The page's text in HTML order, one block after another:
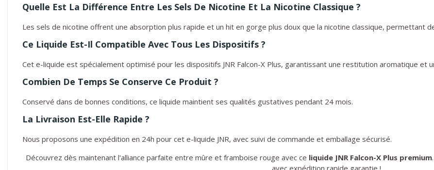
Quelle Est La Différence Entre Les Sels De Nicotine Et La Nicotine Classique ?
Les sels de nicotine offrent une absorption plus rapide et un hit en gorge plus doux que la nicotine classique, permettant
Ce Liquide Est-Il Compatible Avec Tous Les Dispositifs ?
Cet e-liquide est spécialement optimisé pour les dispositifs JNR Falcon-X Plus, garantissant une restitution aromatique et
Combien De Temps Se Conserve Ce Produit ?
Conservé dans de bonnes conditions, ce liquide maintient ses qualités gustatives pendant 24 mois.
La Livraison Est-Elle Rapide ?
Nous proposons une expédition en 24h pour cet e-liquide JNR, avec suivi de commande et emballage sécurisé.
Découvrez dès maintenant l'alliance parfaite entre mûre et framboise rouge avec ce liquide JNR Falcon-X Plus premium
avec expédition rapide garantie !